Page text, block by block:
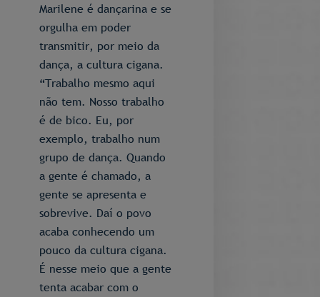
Marilene é dançarina e se
orgulha em poder
transmitir, por meio da
dança, a cultura cigana.
“Trabalho mesmo aqui
não tem. Nosso trabalho
é de bico. Eu, por
exemplo, trabalho num
grupo de dança. Quando
a gente é chamado, a
gente se apresenta e
sobrevive. Daí o povo
acaba conhecendo um
pouco da cultura cigana.
É nesse meio que a gente
tenta acabar com o